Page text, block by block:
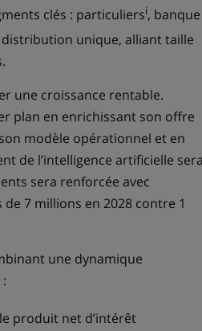
clés : particuliersi, banque
distribution unique, alliant taille
une croissance rentable.
plan en enrichissant son offre
modèle opérationnel et en
de l’intelligence artificielle sera
sera renforcée avec
7 millions en 2028 contre 1
une dynamique
produit net d’intérêt